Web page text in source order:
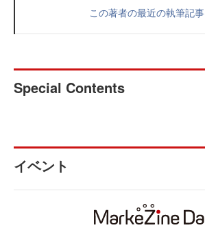
この著者の最近の執筆記事
Special Contents
イベント